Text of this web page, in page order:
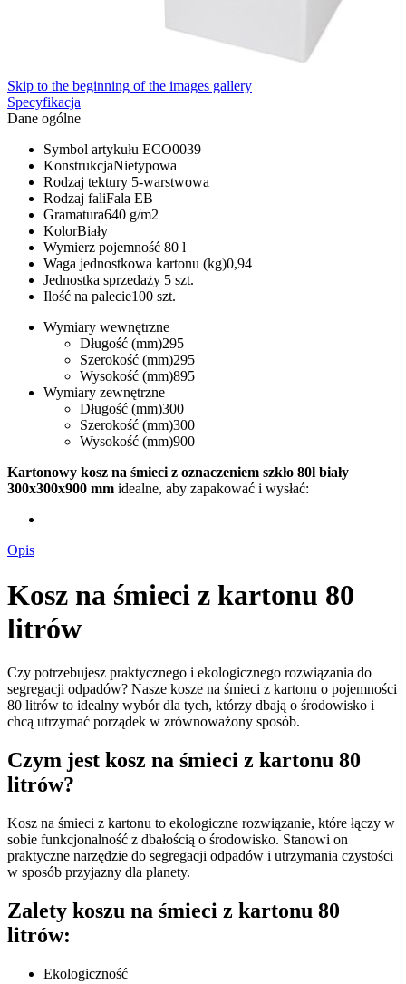
Skip to the beginning of the images gallery
Specyfikacja
Dane ogólne
Symbol artykułu ECO0039
KonstrukcjaNietypowa
Rodzaj tektury 5-warstwowa
Rodzaj faliFala EB
Gramatura640 g/m2
KolorBiały
Wymierz pojemność 80 l
Waga jednostkowa kartonu (kg)0,94
Jednostka sprzedaży 5 szt.
Ilość na palecie100 szt.
Wymiary wewnętrzne
Długość (mm)295
Szerokość (mm)295
Wysokość (mm)895
Wymiary zewnętrzne
Długość (mm)300
Szerokość (mm)300
Wysokość (mm)900
Kartonowy kosz na śmieci z oznaczeniem szkło 80l biały
300x300x900 mm idealne, aby zapakować i wysłać:
Opis
Kosz na śmieci z kartonu 80
litrów
Czy potrzebujesz praktycznego i ekologicznego rozwiązania do
segregacji odpadów? Nasze kosze na śmieci z kartonu o pojemności
80 litrów to idealny wybór dla tych, którzy dbają o środowisko i
chcą utrzymać porządek w zrównoważony sposób.
Czym jest kosz na śmieci z kartonu 80
litrów?
Kosz na śmieci z kartonu to ekologiczne rozwiązanie, które łączy w
sobie funkcjonalność z dbałością o środowisko. Stanowi on
praktyczne narzędzie do segregacji odpadów i utrzymania czystości
w sposób przyjazny dla planety.
Zalety koszu na śmieci z kartonu 80
litrów:
Ekologiczność